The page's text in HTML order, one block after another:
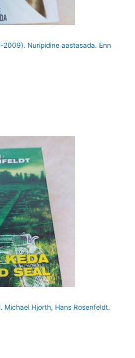
2009). Nuripidine aastasada. Enn
Michael Hjorth, Hans Rosenfeldt.